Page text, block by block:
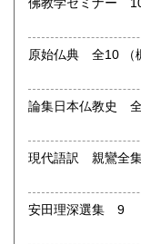
原
論集日本仏教史